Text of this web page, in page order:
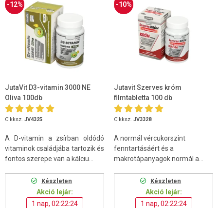
-12%
JutaVit D3-vitamin 3000 NE
Oliva 100db
Cikksz. JV4325
A D-vitamin a zsírban oldódó
vitaminok családjába tartozik és
fontos szerepe van a kálciu...
Készleten
Akció lejár:
1 nap, 02:22:24
-10%
Jutavit Szerves króm
filmtabletta 100 db
Cikksz. JV3328
A normál vércukorszint
fenntartásáért és a
makrotápanyagok normál a...
Készleten
Akció lejár:
1 nap, 02:22:24